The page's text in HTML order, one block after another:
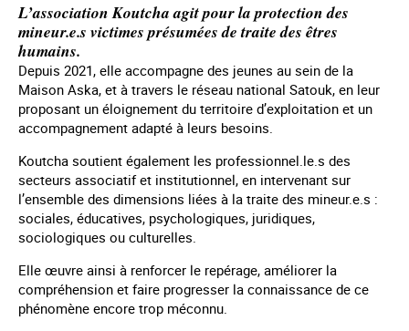
L’association Koutcha agit pour la protection des
mineur.e.s victimes présumées de traite des êtres
humains.
Depuis 2021, elle accompagne des jeunes au sein de la
Maison Aska, et à travers le réseau national Satouk, en leur
proposant un éloignement du territoire d’exploitation et un
accompagnement adapté à leurs besoins.
Koutcha soutient également les professionnel.le.s des
secteurs associatif et institutionnel, en intervenant sur
l’ensemble des dimensions liées à la traite des mineur.e.s :
sociales, éducatives, psychologiques, juridiques,
sociologiques ou culturelles.
Elle œuvre ainsi à renforcer le repérage, améliorer la
compréhension et faire progresser la connaissance de ce
phénomène encore trop méconnu.